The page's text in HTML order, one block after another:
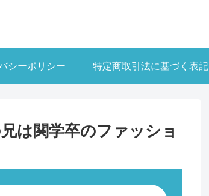
シーポリシー 特定商取引法に基づく表記
は関学卒のファッショ